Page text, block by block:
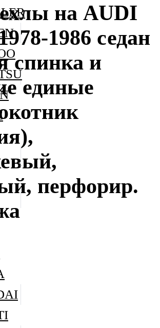
на AUDI
1986 седан
спинка и
единые
перфорир.